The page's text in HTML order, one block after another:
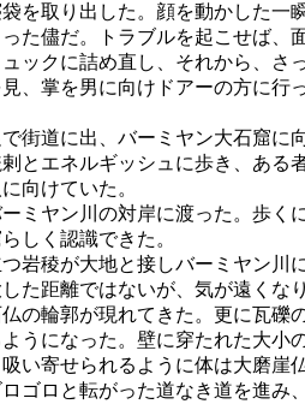
を取り出した。顔を動かした一
た儘だ。トラブルを起こせば、
ックに詰め直し、それから、
、掌を男に向けドアーの方に行
街道に出、バーミヤン大石窟に
とエネルギッシュに歩き、ある
向けていた。
ミヤン川の対岸に渡った。歩く
しく認識できた。
岩稜が大地と接しバーミヤン川
た距離ではないが、気が遠くな
の輪郭が現れてきた。更に瓦礫
うになった。壁に穿たれた大小
い寄せられるように体は大磨崖
ゴロと転がった道なき道を進み